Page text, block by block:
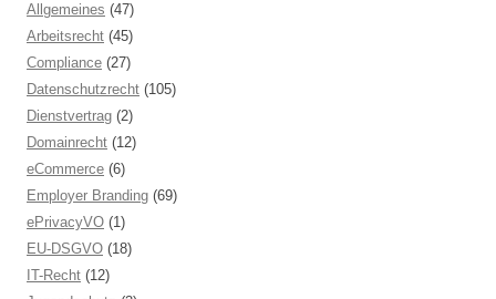
Allgemeines (47)
Arbeitsrecht (45)
Compliance (27)
Datenschutzrecht (105)
Dienstvertrag (2)
Domainrecht (12)
eCommerce (6)
Employer Branding (69)
ePrivacyVO (1)
EU-DSGVO (18)
IT-Recht (12)